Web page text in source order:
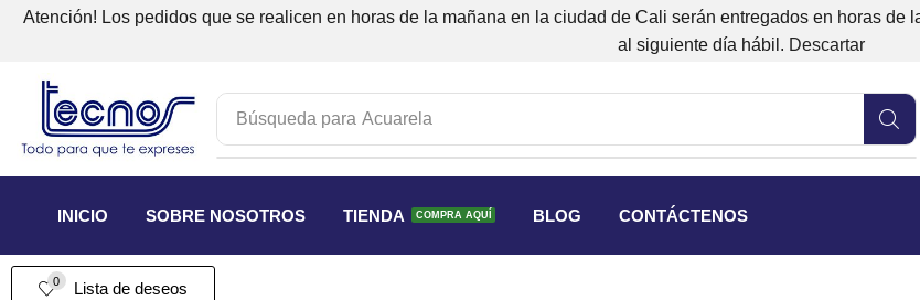
Atención! Los pedidos que se realicen en horas de la mañana en la ciudad de Cali serán entregados en horas
al siguiente día hábil. Descartar
Búsqueda para Acuarela
INICIO SOBRE NOSOTROS TIENDA COMPRA AQUÍ BLOG CONTÁCTENOS
0 Lista de deseos